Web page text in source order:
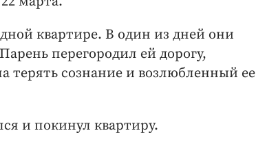
квартире. В один из дней они
перегородил ей дорогу,
терять сознание и возлюбленный ее
и покинул квартиру.